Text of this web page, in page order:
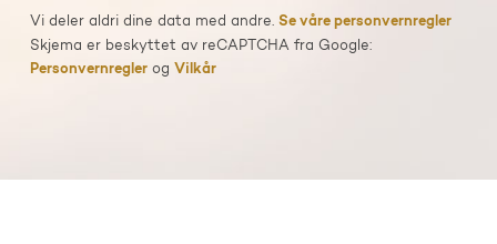
Vi deler aldri dine data med andre.Se våre personvernregler
Skjema er beskyttet av reCAPTCHA fra Google:
Personvernregler og Vilkår